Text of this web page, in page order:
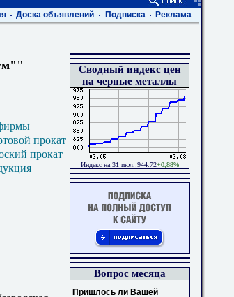
Доска объявлений Подписка Реклама
прокат
прокат
Сводный индекс цен
на черные металлы
Индекс на 31 июл.:944.72+0,88%
Вопрос месяца
Пришлось ли Вашей